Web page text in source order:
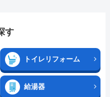
す
トイレリフォーム
給湯器